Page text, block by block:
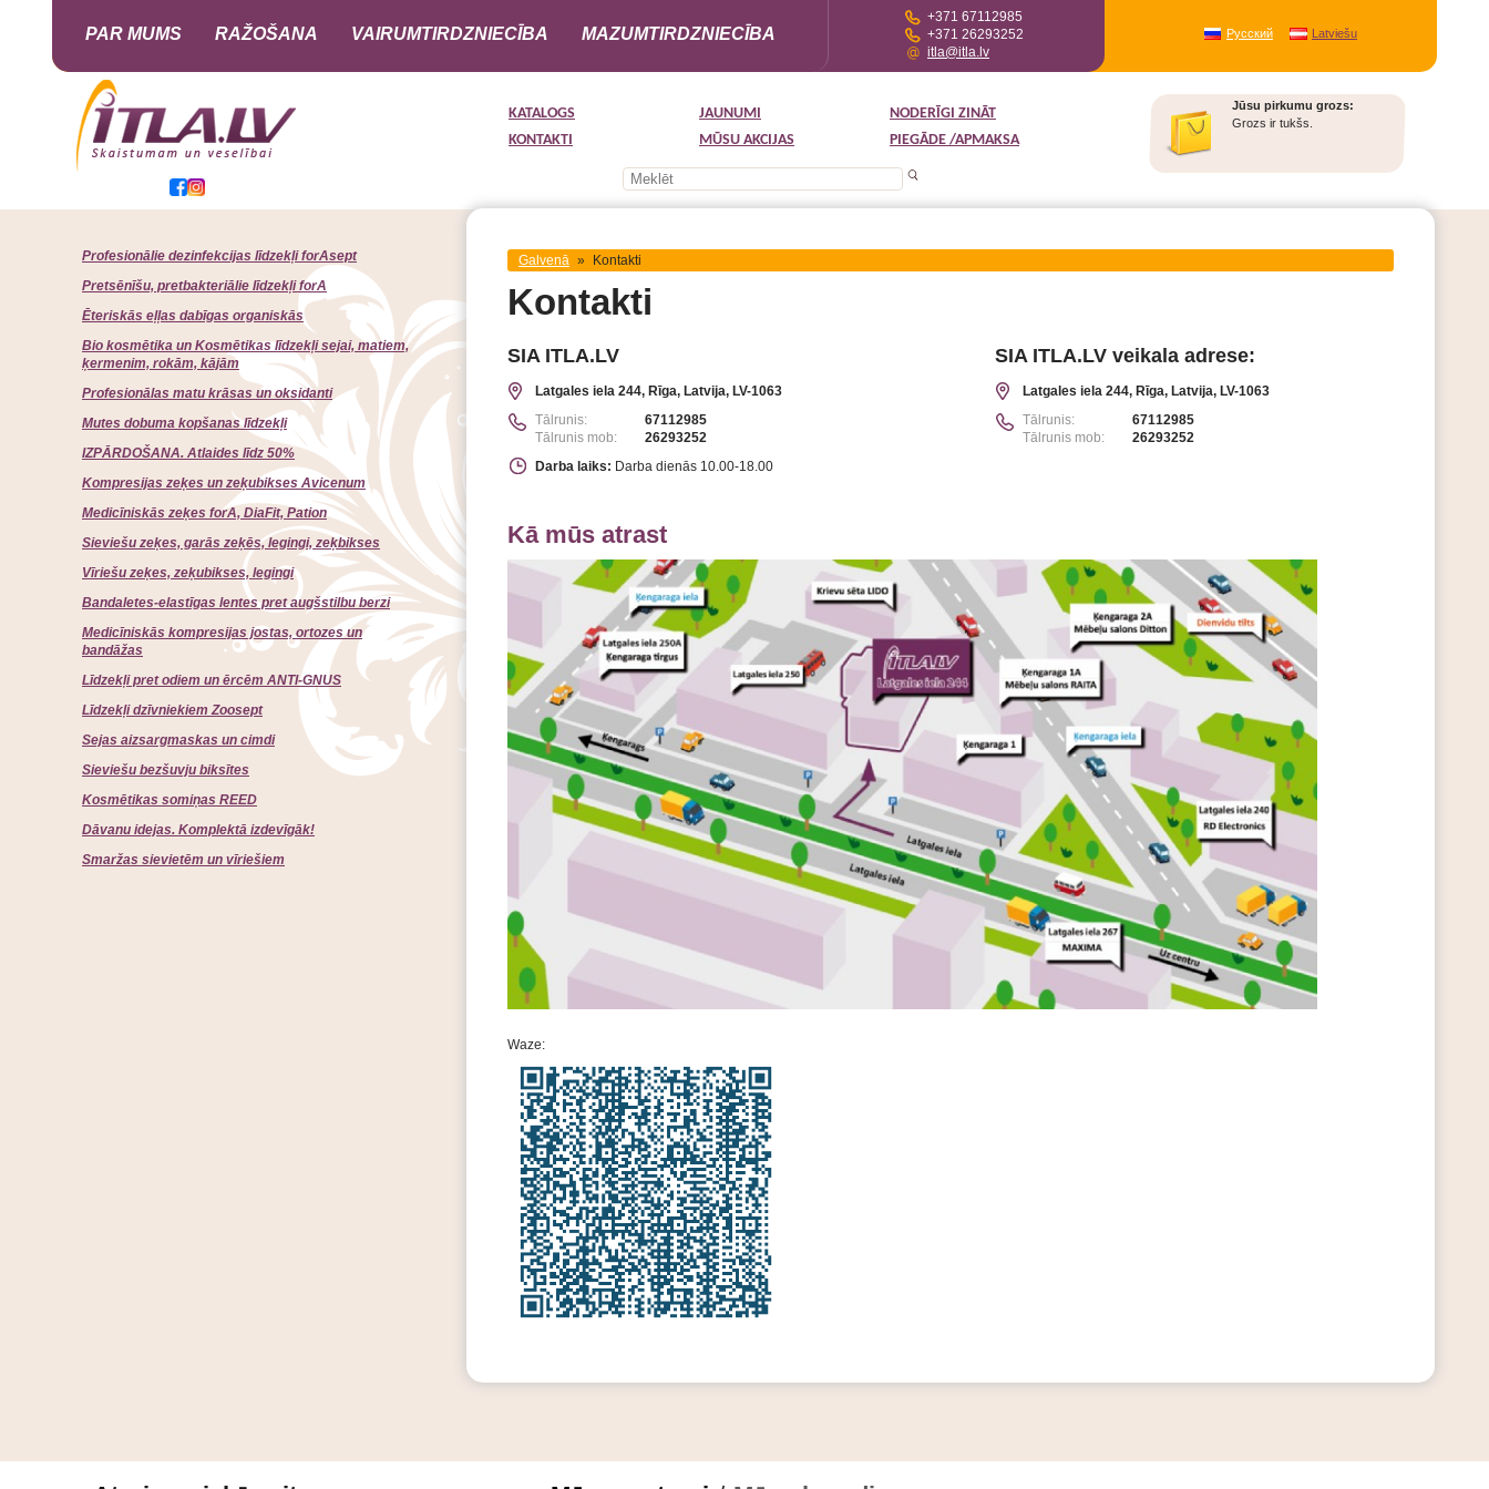
KATALOGS JAUNUMI
NODERĪGI ZINĀT
KONTAKTI
MŪSU AKCIJAS PIEGĀDE /APMAKSA
Jūsu pirkumu grozs:
Grozs ir tukšs.
PAR MUMS RAŽOŠANA VAIRUMTIRDZNIECĪBA MAZUMTIRDZNIECĪBA
+371 67112985
+371 26293252
itla@itla.lv
Русский Latviešu
Galvenā » Kontakti
Kontakti
SIA ITLA.LV
Latgales iela 244, Rīga, Latvija, LV-1063
Tālrunis:
67112985
Tālrunis mob:
26293252
Darba laiks: Darba dienās 10.00-18.00
SIA ITLA.LV veikala adrese:
Latgales iela 244, Rīga, Latvija, LV-1063
Tālrunis:
67112985
Tālrunis mob:
26293252
Kā mūs atrast
Waze:
Profesionālie dezinfekcijas līdzekļi forAsept
Pretsēnīšu, pretbakteriālie līdzekļi forA
Ēteriskās eļļas dabīgas organiskās
Bio kosmētika un Kosmētikas līdzekļi sejai, matiem,
ķermenim, rokām, kājām
Profesionālas matu krāsas un oksidanti
Mutes dobuma kopšanas līdzekļi
IZPĀRDOŠANA. Atlaides līdz 50%
Kompresijas zeķes un zeķubikses Avicenum
Medicīniskās zeķes forA, DiaFit, Pation
Sieviešu zeķes, garās zeķēs, legingi, zeķbikses
Vīriešu zeķes, zeķubikses, legingi
Bandaletes-elastīgas lentes pret augšstilbu berzi
Medicīniskās kompresijas jostas, ortozes un
bandāžas
Līdzekļi pret odiem un ērcēm ANTI-GNUS
Līdzekļi dzīvniekiem Zoosept
Sejas aizsargmaskas un cimdi
Sieviešu bezšuvju biksītes
Kosmētikas somiņas REED
Dāvanu idejas. Komplektā izdevīgāk!
Smaržas sievietēm un vīriešiem